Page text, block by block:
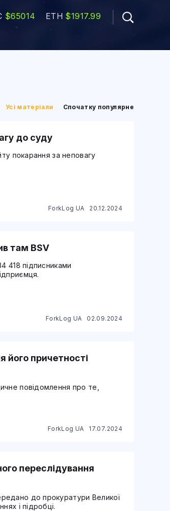
$65014 ETH $1917.99
Усі матеріали Спочатку популярне
до суду
покарання за неповагу
ForkLog UA 20.12.2024
там BSV
418 підписниками
ForkLog UA 02.09.2024
його причетності
повідомлення про те,
ForkLog UA 17.07.2024
переслідування
до прокуратури Великої
і підробці.